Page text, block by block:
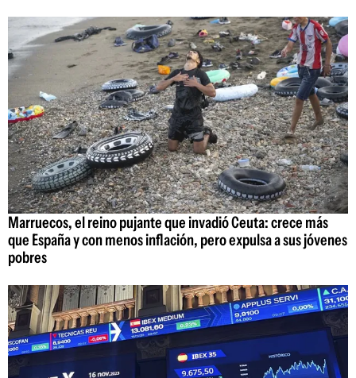
Marruecos, el reino pujante que invadió Ceuta: crece más
que España y con menos inflación, pero expulsa a sus jóvenes
pobres